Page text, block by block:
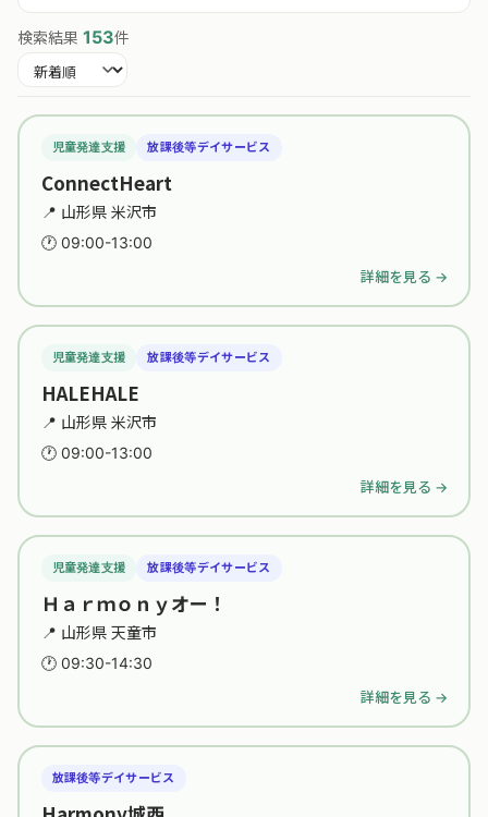
検索結果 153件
並び替え
児童発達支援 放課後等デイサービス
ConnectHeart
📍 山形県 米沢市
🕐 09:00-13:00
詳細を見る →
児童発達支援 放課後等デイサービス
HALEHALE
📍 山形県 米沢市
🕐 09:00-13:00
詳細を見る →
児童発達支援 放課後等デイサービス
Ｈａｒｍｏｎｙオー！
📍 山形県 天童市
🕐 09:30-14:30
詳細を見る →
放課後等デイサービス